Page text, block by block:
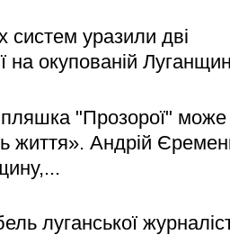
систем уразили дві
на окупованій
пляшка "Прозорої" може
життя». Андрій
луганської